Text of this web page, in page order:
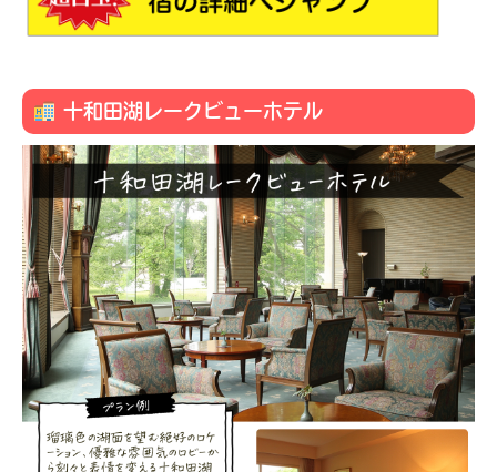
十和田湖レークビューホテル